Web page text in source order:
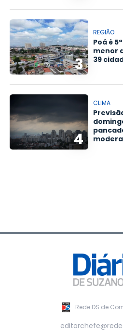
3
REGIÃO
Poá é
menor
39
4
CLIMA
Rede DS de